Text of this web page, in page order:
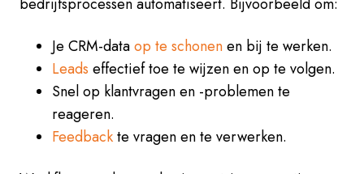
Je CRM-dataop te schonenen bij te werken.
Leads effectieftoe te wijzen enop te volgen.
Snel op klantvragen en -problemen te
reageren.
Feedbackte vragen en te verwerken.